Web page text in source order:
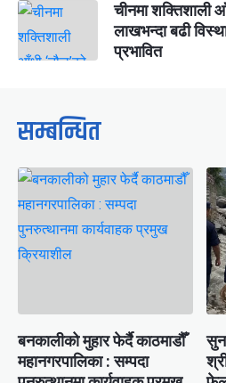
चीनमा शक्तिशाली
लाखभन्दा बढी
प्रभावित
सम्बन्धित
बनकालीको मुहार फेर्दै काठमाडौँ
महानगरपालिका : सम्पदा